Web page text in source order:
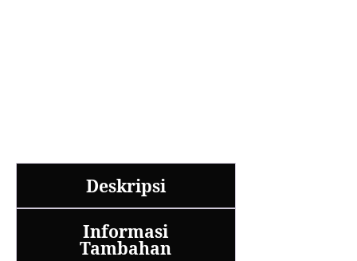
Deskripsi
Informasi
Tambahan